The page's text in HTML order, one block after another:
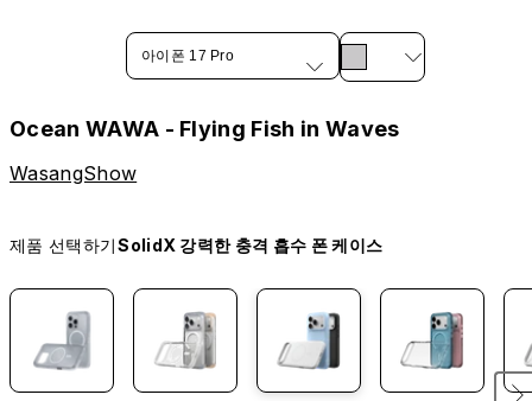
아이폰 17 Pro
Ocean WAWA - Flying Fish in Waves
WasangShow
제품 선택하기SolidX 강력한 충격 흡수 폰 케이스